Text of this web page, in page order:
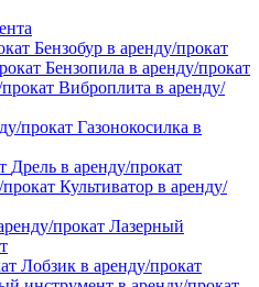
Бензобур в аренду/прокат
Бензопила в аренду/прокат
Виброплита в аренду/
Газонокосилка в
Дрель в аренду/прокат
Культиватор в аренду/
Лазерный
Лобзик в аренду/прокат